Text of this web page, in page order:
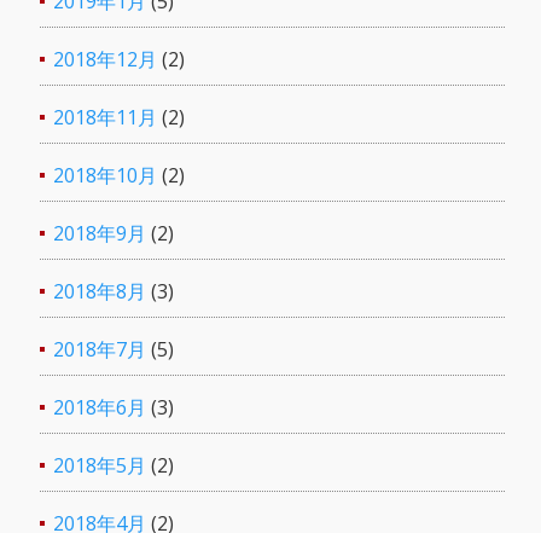
2018年12月 (2)
2018年11月 (2)
2018年10月 (2)
2018年9月 (2)
2018年8月 (3)
2018年7月 (5)
2018年6月 (3)
2018年5月 (2)
2018年4月 (2)